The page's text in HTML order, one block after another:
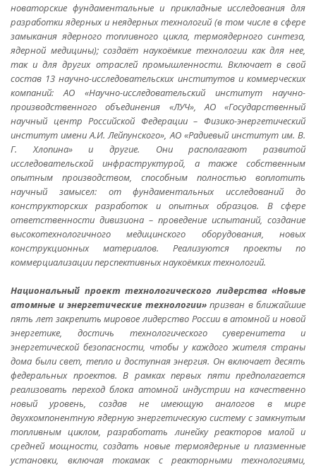
новаторские фундаментальные и прикладные исследования для
разработки ядерных и неядерных технологий (в том числе в сфере
замыкания ядерного топливного цикла, термоядерного синтеза,
ядерной медицины); создаёт наукоёмкие технологии как для нее,
так и для других отраслей промышленности. Включает в свой
состав 13 научно-исследовательских институтов и коммерческих
компаний: АО «Научно-исследовательский институт научно-
производственного объединения «ЛУЧ», АО «Государственный
научный центр Российской Федерации – Физико-энергетический
институт имени А.И. Лейпунского», АО «Радиевый институт им. В.
Г. Хлопина» и другие. Они располагают развитой
исследовательской инфраструктурой, а также собственным
опытным производством, способным полностью воплотить
научный замысел: от фундаментальных исследований до
конструкторских разработок и опытных образцов. В сфере
ответственности дивизиона – проведение испытаний, создание
высокотехнологичного медицинского оборудования, новых
конструкционных материалов. Реализуются проекты по
коммерциализации перспективных наукоёмких технологий.
Национальный проект технологического лидерства «Новые
атомные и энергетические технологии» призван в ближайшие
пять лет закрепить мировое лидерство России в атомной и новой
энергетике, достичь технологического суверенитета и
энергетической безопасности, чтобы у каждого жителя страны
дома были свет, тепло и доступная энергия. Он включает десять
федеральных проектов. В рамках первых пяти предполагается
реализовать переход блока атомной индустрии на качественно
новый уровень, создав не имеющую аналогов в мире
двухкомпонентную ядерную энергетическую систему с замкнутым
топливным циклом, разработать линейку реакторов малой и
средней мощности, создать новые термоядерные и плазменные
установки, включая токамак с реакторными технологиями,